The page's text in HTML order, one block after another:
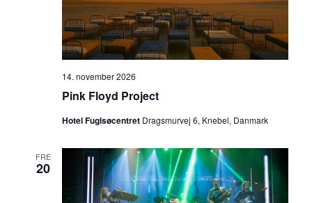
14. november 2026
Pink Floyd Project
Hotel Fuglsøcentret Dragsmurvej 6, Knebel, Danmark
FRE
20